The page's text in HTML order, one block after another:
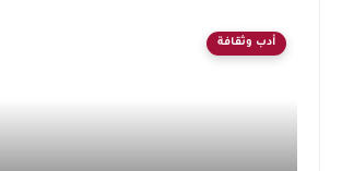
أدب وثقافة